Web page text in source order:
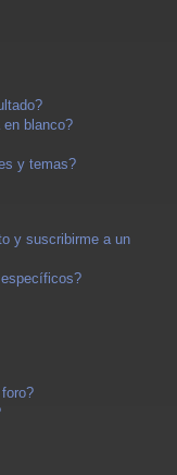
en blanco?
y temas?
y suscribirme a un